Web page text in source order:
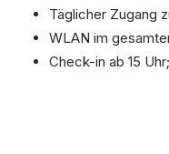
Täglicher Zugang
WLAN im
Check-in ab 15